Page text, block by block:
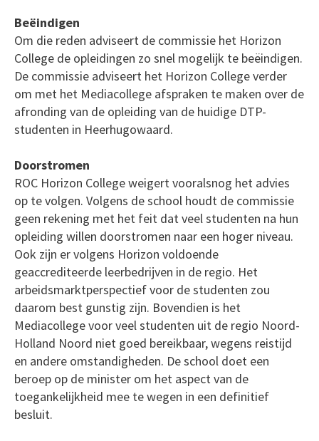
Beëindigen
Om die reden adviseert de commissie het Horizon
College de opleidingen zo snel mogelijk te beëindigen.
De commissie adviseert het Horizon College verder
om met het Mediacollege afspraken te maken over de
afronding van de opleiding van de huidige DTP-
studenten in Heerhugowaard.
Doorstromen
ROC Horizon College weigert vooralsnog het advies
op te volgen. Volgens de school houdt de commissie
geen rekening met het feit dat veel studenten na hun
opleiding willen doorstromen naar een hoger niveau.
Ook zijn er volgens Horizon voldoende
geaccrediteerde leerbedrijven in de regio. Het
arbeidsmarktperspectief voor de studenten zou
daarom best gunstig zijn. Bovendien is het
Mediacollege voor veel studenten uit de regio Noord-
Holland Noord niet goed bereikbaar, wegens reistijd
en andere omstandigheden. De school doet een
beroep op de minister om het aspect van de
toegankelijkheid mee te wegen in een definitief
besluit.